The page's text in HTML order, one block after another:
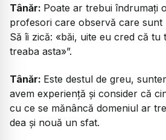
Tânăr: Poate ar trebui îndrumați
profesori care observă care
Să îi zică: «băi, uite eu cred că tu
treaba asta»”.
Tânăr: Este destul de greu,
avem experiență și consider că
cu ce se mănâncă domeniul ar
dea și nouă un sfat.